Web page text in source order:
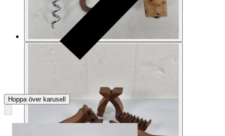
Hoppa över karusell